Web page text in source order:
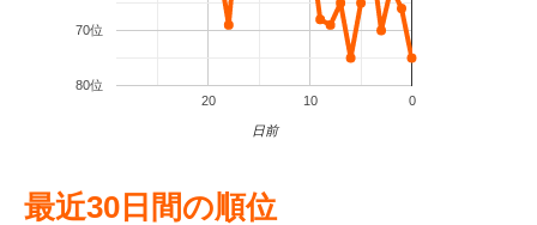
20 10 0
70位
80位
日前
最近30日間の順位